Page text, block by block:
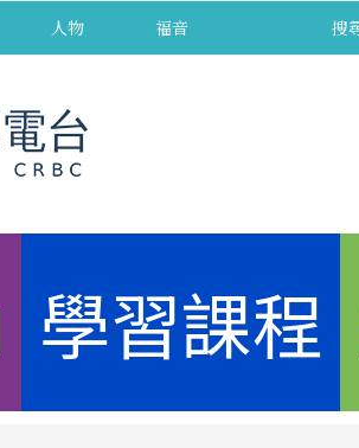
人物 福音 搜
學習課程